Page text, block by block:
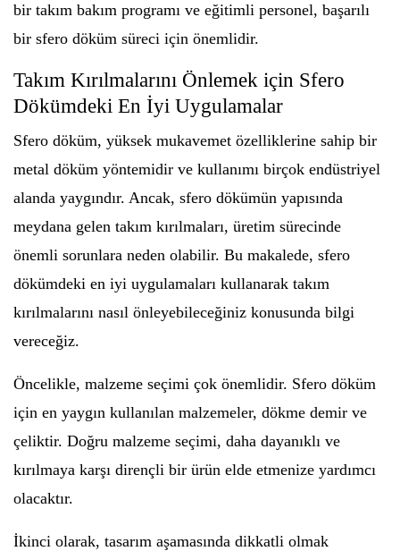
bir takım bakım programı ve eğitimli personel, başarılı
bir sfero döküm süreci için önemlidir.
Takım Kırılmalarını Önlemek için Sfero
Dökümdeki En İyi Uygulamalar
Sfero döküm, yüksek mukavemet özelliklerine sahip bir
metal döküm yöntemidir ve kullanımı birçok endüstriyel
alanda yaygındır. Ancak, sfero dökümün yapısında
meydana gelen takım kırılmaları, üretim sürecinde
önemli sorunlara neden olabilir. Bu makalede, sfero
dökümdeki en iyi uygulamaları kullanarak takım
kırılmalarını nasıl önleyebileceğiniz konusunda bilgi
vereceğiz.
Öncelikle, malzeme seçimi çok önemlidir. Sfero döküm
için en yaygın kullanılan malzemeler, dökme demir ve
çeliktir. Doğru malzeme seçimi, daha dayanıklı ve
kırılmaya karşı dirençli bir ürün elde etmenize yardımcı
olacaktır.
İkinci olarak, tasarım aşamasında dikkatli olmak